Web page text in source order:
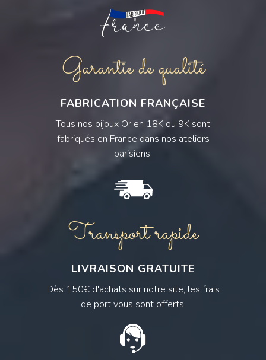
Garantie de qualité
FABRICATION FRANÇAISE
Tous nos bijoux Or en 18K ou 9K sont
fabriqués en France dans nos ateliers
parisiens.
Transport rapide
LIVRAISON GRATUITE
Dès 150€ d'achats sur notre site, les frais
de port vous sont offerts.